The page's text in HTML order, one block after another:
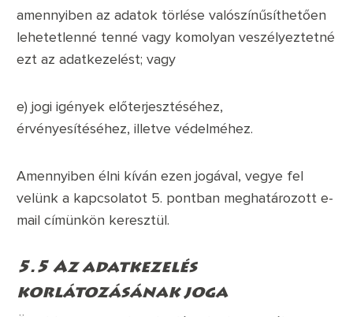
amennyiben az adatok törlése valószínűsíthetően
lehetetlenné tenné vagy komolyan veszélyeztetné
ezt az adatkezelést; vagy
e) jogi igények előterjesztéséhez,
érvényesítéséhez, illetve védelméhez.
Amennyiben élni kíván ezen jogával, vegye fel
velünk a kapcsolatot 5. pontban meghatározott e-
mail címünkön keresztül.
5.5 Az adatkezelés
korlátozásának joga